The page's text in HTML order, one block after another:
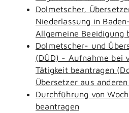
Dolmetscher,
Niederlassung in
Allgemeine Beeidigung
Dolmetscher- und
(DÜD) - Aufnahme bei
Tätigkeit beantragen
Übersetzer aus
Durchführung von
beantragen